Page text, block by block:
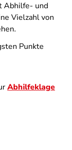
Abhilfe- und
Vielzahl von
Punkte
Abhilfeklage